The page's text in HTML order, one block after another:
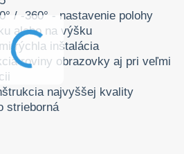
/ -360° - nastavenie polohy
alebo na výšku
rýchla inštalácia
roviny obrazovky aj pri veľmi
najvyššej kvality
strieborná